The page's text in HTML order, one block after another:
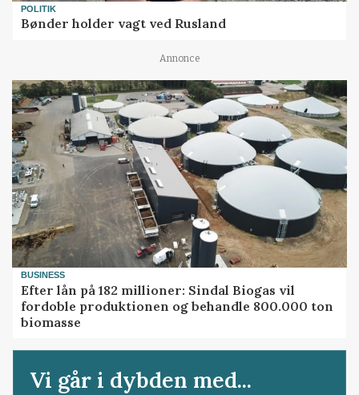
POLITIK
Bønder holder vagt ved Rusland
Annonce
BUSINESS
Efter lån på 182 millioner: Sindal Biogas vil
fordoble produktionen og behandle 800.000 ton
biomasse
Vi går i dybden med...